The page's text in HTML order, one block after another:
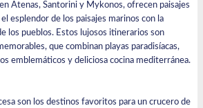
Atenas, Santorini y Mykonos, ofrecen paisajes
esplendor de los paisajes marinos con la
los pueblos. Estos lujosos itinerarios son
que combinan playas paradisíacas,
emblemáticos y deliciosa cocina mediterránea.
son los destinos favoritos para un crucero de